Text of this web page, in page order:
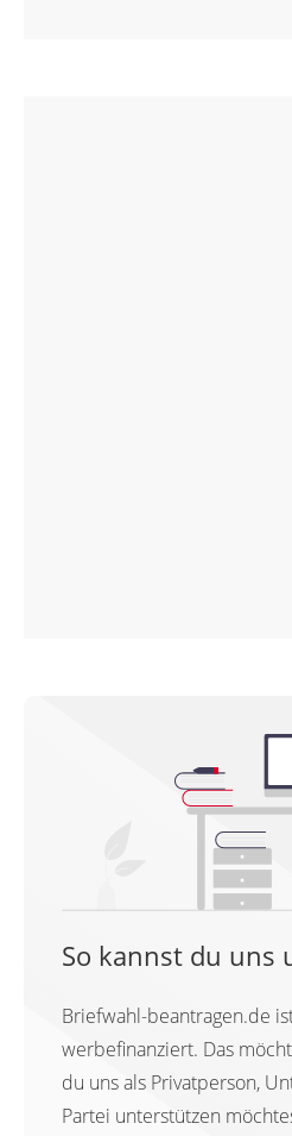
So kannst du uns
Briefwahl-beantragen.de
werbefinanziert. Das
du uns als Privatperson,
Partei unterstützen